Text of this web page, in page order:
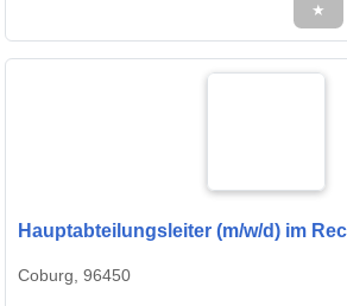
★
Hauptabteilungsleiter (m/w/d) im
Coburg, 96450